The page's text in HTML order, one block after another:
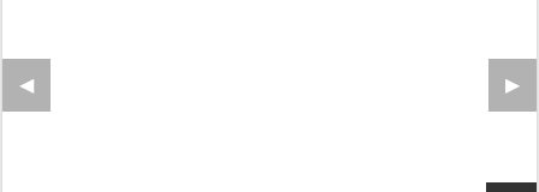
▶︎
◀︎